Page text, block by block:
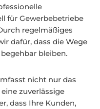
für Gewerbebetriebe
regelmäßiges
dafür, dass die Wege
bleiben.
nicht nur das
zuverlässige
dass Ihre Kunden,